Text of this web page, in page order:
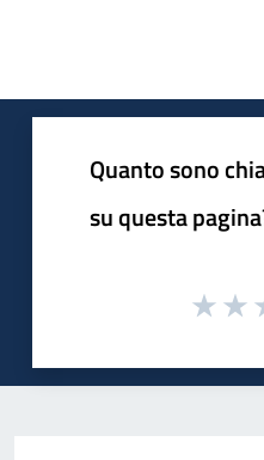
Quanto sono
su questa